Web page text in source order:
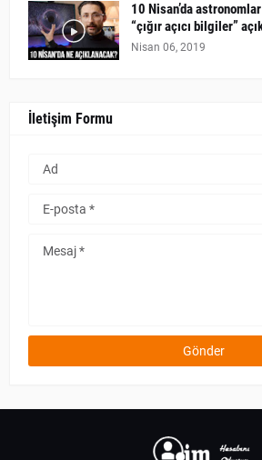
10 Nisan’da
“çığır açıcı bilgiler”
Nisan 06, 2019
İletişim Formu